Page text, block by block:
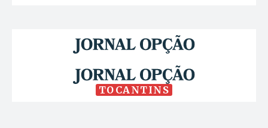
TOCANTINS